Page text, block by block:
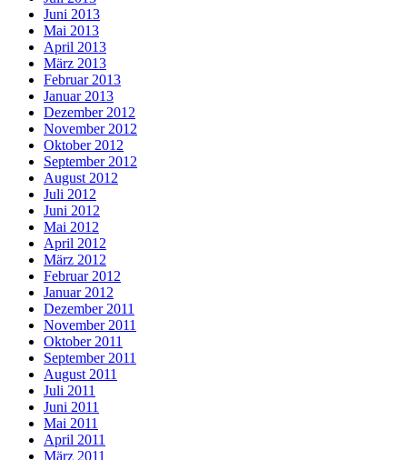
Juni 2013
Mai 2013
April 2013
März 2013
Februar 2013
Januar 2013
Dezember 2012
November 2012
Oktober 2012
September 2012
August 2012
Juli 2012
Juni 2012
Mai 2012
April 2012
März 2012
Februar 2012
Januar 2012
Dezember 2011
November 2011
Oktober 2011
September 2011
August 2011
Juli 2011
Juni 2011
Mai 2011
April 2011
März 2011